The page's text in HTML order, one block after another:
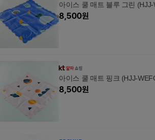
아이스 쿨 매트 블루 그린
8,500원
아이스 쿨 매트 핑크 (HJJ-
8,500원